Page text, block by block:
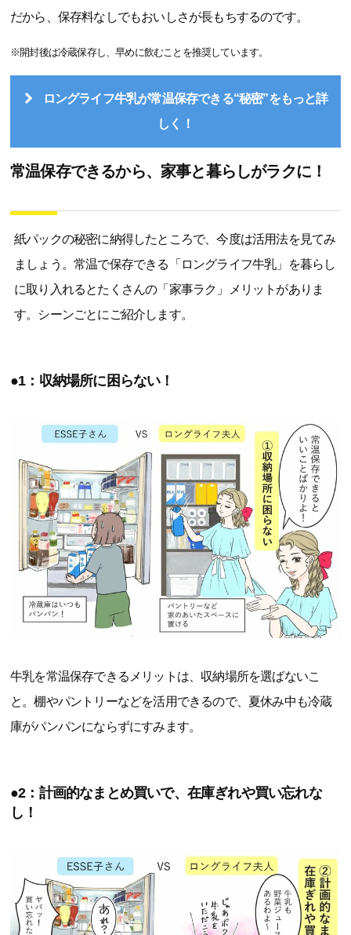
だから、保存料なしでもおいしさが長もちするのです。
※開封後は冷蔵保存し、早めに飲むことを推奨しています。
ロングライフ牛乳が常温保存できる“秘密”をもっと詳
しく！
常温保存できるから、家事と暮らしがラクに！
紙パックの秘密に納得したところで、今度は活用法を見てみ
ましょう。常温で保存できる「ロングライフ牛乳」を暮らし
に取り入れるとたくさんの「家事ラク」メリットがありま
す。シーンごとにご紹介します。
●1：収納場所に困らない！
牛乳を常温保存できるメリットは、収納場所を選ばないこ
と。棚やパントリーなどを活用できるので、夏休み中も冷蔵
庫がパンパンにならずにすみます。
●2：計画的なまとめ買いで、在庫ぎれや買い忘れな
し！